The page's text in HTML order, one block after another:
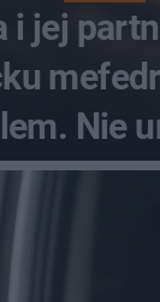
i jej
Nie